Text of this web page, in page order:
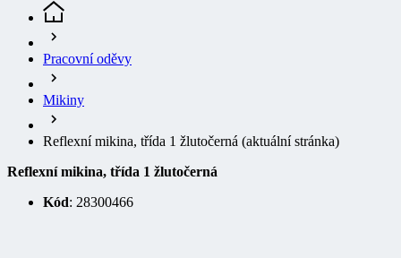
Mikiny
Reflexní mikina, třída 1 žlutočerná
Reflexní mikina, třída 1 žlutočerná
Kód: 28300466